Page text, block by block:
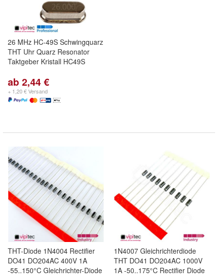
26 MHz HC-49S Schwingquarz
THT Uhr Quarz Resonator
Taktgeber Kristall HC49S
ab 2,44 €
+ 1,20 € Versand
THT-Diode 1N4004 Rectifier
DO41 DO204AC 400V 1A
-55..150°C Gleichrichter-Diode
1N4007 Gleichrichterdiode
THT DO41 DO204AC 1000V
1A -50..175°C Rectifier Diode